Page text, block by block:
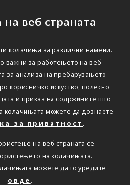
веб страната
колачиња за различни намени.
важни за работењето на веб
за анализа на пребарувањето
корисничко искуство, полесно
и приказ на содржините што
колачињата можете да дознаете
за приватност .
на веб страната се
на колачињата.
можете да го уредите
овде .